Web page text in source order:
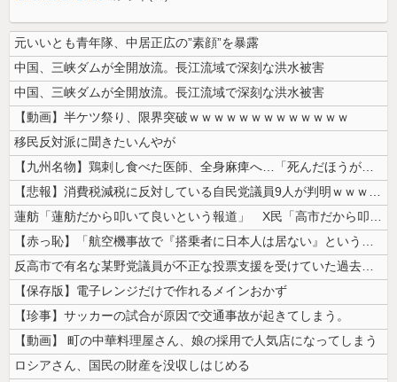
元いいとも青年隊、中居正広の”素顔”を暴露
中国、三峡ダムが全開放流。長江流域で深刻な洪水被害
中国、三峡ダムが全開放流。長江流域で深刻な洪水被害
【動画】半ケツ祭り、限界突破ｗｗｗｗｗｗｗｗｗｗｗｗｗ
移民反対派に聞きたいんやが
【九州名物】鶏刺し食べた医師、全身麻痺へ…「死んだほうが良かったと思っ...
【悲報】消費税減税に反対している自民党議員9人が判明ｗｗｗｗｗｗ
蓮舫「蓮舫だから叩いて良いという報道」 X民「高市だから叩いて良いをや...
【赤っ恥】「航空機事故で『搭乗者に日本人は居ない』という発表は嫌い。人...
反高市で有名な某野党議員が不正な投票支援を受けていた過去が発掘、「説明...
【保存版】電子レンジだけで作れるメインおかず
【珍事】サッカーの試合が原因で交通事故が起きてしまう。
【動画】 町の中華料理屋さん、娘の採用で人気店になってしまう
ロシアさん、国民の財産を没収しはじめる